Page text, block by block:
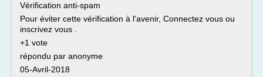
Vérification anti-spam
Pour éviter cette vérification à l'avenir, Connectez vous ou
inscrivez vous .
+1 vote
répondu par anonyme
05-Avril-2018